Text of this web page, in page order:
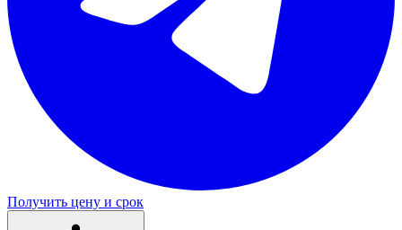
Получить цену и срок